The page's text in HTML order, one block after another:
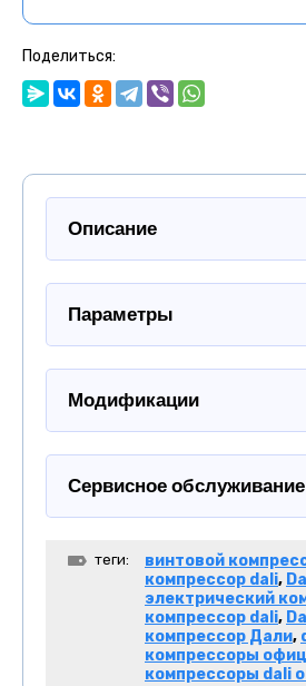
Поделиться:
Описание
Параметры
Модификации
Сервисное обслуживание
теги: винтовой
компрессор dali,
электрический
компрессор dali,
компрессор Дали,
компрессоры
компрессоры dali